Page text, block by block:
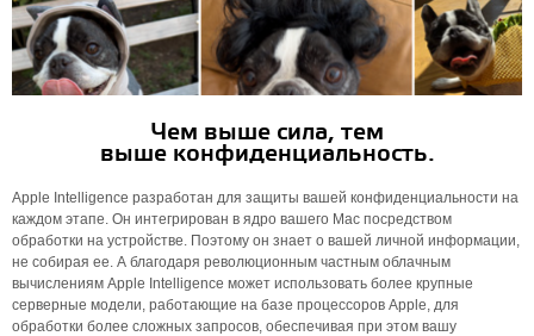
Чем выше сила, тем
выше конфиденциальность.
Apple Intelligence разработан для защиты вашей конфиденциальности на
каждом этапе. Он интегрирован в ядро ​​вашего Mac посредством
обработки на устройстве. Поэтому он знает о вашей личной информации,
не собирая ее. А благодаря революционным частным облачным
вычислениям Apple Intelligence может использовать более крупные
серверные модели, работающие на базе процессоров Apple, для
обработки более сложных запросов, обеспечивая при этом вашу